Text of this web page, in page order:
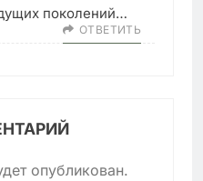
поколений…
ОТВЕТИТЬ
опубликован.